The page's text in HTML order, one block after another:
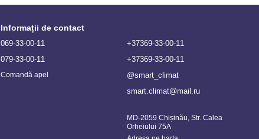
Informații de contact
069-33-00-11
079-33-00-11
Comandă apel
+37369-33-00-11
+37369-33-00-11
@smart_climat
smart.climat@mail.ru
MD-2059 Chișinău, Str. Calea
Orheiului 75A